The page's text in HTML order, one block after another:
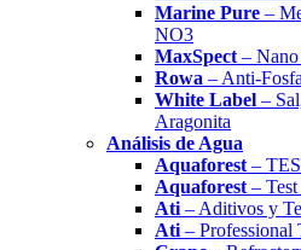
Marine Pure –
NO3
MaxSpect –
Rowa – Anti-
White Label –
Aragonita
Análisis de Agua
Aquaforest –
Aquaforest –
Ati – Aditivos y
Ati – Professional